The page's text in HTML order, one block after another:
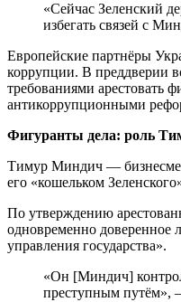
«Сейчас Зеленский держится на расстоянии от людей, причастных к этому делу, и особенно старается
избегать связей с
Европейские партнёры
коррупции. В преддверии
требованиями арестовать
антикоррупционными
Фигуранты дела: роль
Тимур Миндич —
его «кошельком
По утверждению
одновременно доверенное
управления государства».
«Он [Миндич] контролировал работу так называемой “прачечной”, где отмывались средства, полученные
преступным путём»,